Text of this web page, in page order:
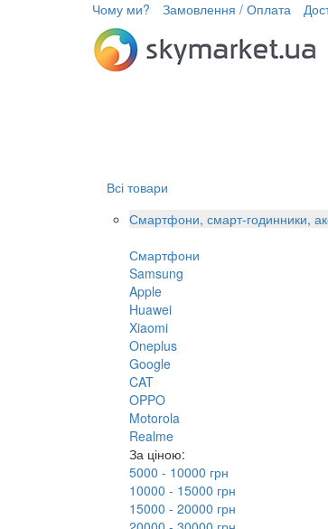
Чому ми? Замовлення / Оплата
Всі товари
Смартфони, смарт-годинники,
Смартфони
Samsung
Apple
Huawei
Xiaomi
Oneplus
Google
CAT
OPPO
Motorola
Realme
За ціною:
5000 - 10000 грн
10000 - 15000 грн
15000 - 20000 грн